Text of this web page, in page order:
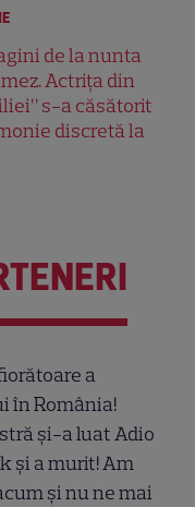
de la nunta
Actrița din
s-a căsătorit
discretă la
a
în România!
și-a luat Adio
și a murit! Am
și nu ne mai